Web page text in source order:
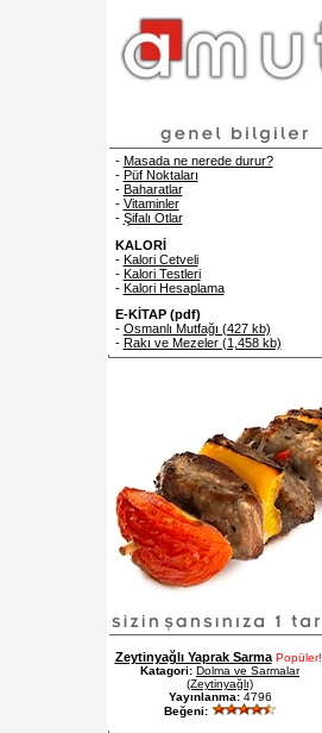
- Masada ne nerede durur?
- Püf Noktaları
- Baharatlar
- Vitaminler
- Şifalı Otlar
KALORİ
- Kalori Cetveli
- Kalori Testleri
- Kalori Hesaplama
E-KİTAP (pdf)
- Osmanlı Mutfağı (427 kb)
- Rakı ve Mezeler (1,458 kb)
Zeytinyağlı Yaprak SarmaPopüler!
Katagori: Dolma ve Sarmalar
(Zeytinyağlı)
Yayınlanma: 4796
Beğeni: